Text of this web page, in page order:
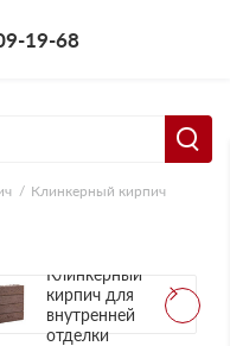
19-68
Клинкерный кирпич
Клинкерный
кирпич для
внутренней
отделки